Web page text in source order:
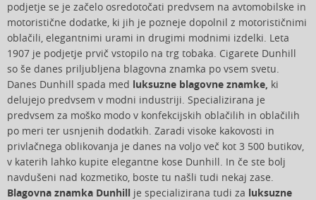
podjetje se je začelo osredotočati predvsem na avtomobilske in
motoristične dodatke, ki jih je pozneje dopolnil z motorističnimi
oblačili, elegantnimi urami in drugimi modnimi izdelki. Leta
1907 je podjetje prvič vstopilo na trg tobaka. Cigarete Dunhill
so še danes priljubljena blagovna znamka po vsem svetu.
Danes Dunhill spada med luksuzne blagovne znamke, ki
delujejo predvsem v modni industriji. Specializirana je
predvsem za moško modo v konfekcijskih oblačilih in oblačilih
po meri ter usnjenih dodatkih. Zaradi visoke kakovosti in
privlačnega oblikovanja je danes na voljo več kot 3 500 butikov,
v katerih lahko kupite elegantne kose Dunhill. In če ste bolj
navdušeni nad kozmetiko, boste tu našli tudi nekaj zase.
Blagovna znamka Dunhill je specializirana tudi za luksuzne